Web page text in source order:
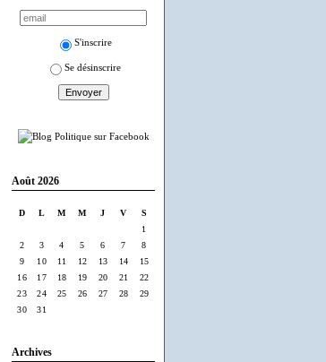
S'inscrire
Se désinscrire
Août 2026
D L M M J V
S
1
2
3 4 5 6 7
8
9
10 11 12 13 14
15
16
17 18 19 20 21
22
23
24 25 26 27 28
29
30
31
Archives